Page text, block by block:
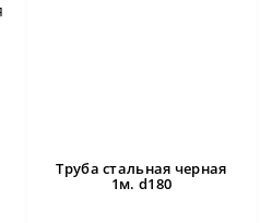
Труба стальная черная
1м. d180